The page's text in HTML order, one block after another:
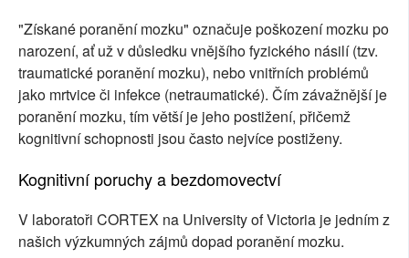
"Získané poranění mozku" označuje poškození mozku po
narození, ať už v důsledku vnějšího fyzického násilí (tzv.
traumatické poranění mozku), nebo vnitřních problémů
jako mrtvice či infekce (netraumatické). Čím závažnější je
poranění mozku, tím větší je jeho postižení, přičemž
kognitivní schopnosti jsou často nejvíce postiženy.
Kognitivní poruchy a bezdomovectví
V laboratoři CORTEX na University of Victoria je jedním z
našich výzkumných zájmů dopad poranění mozku.